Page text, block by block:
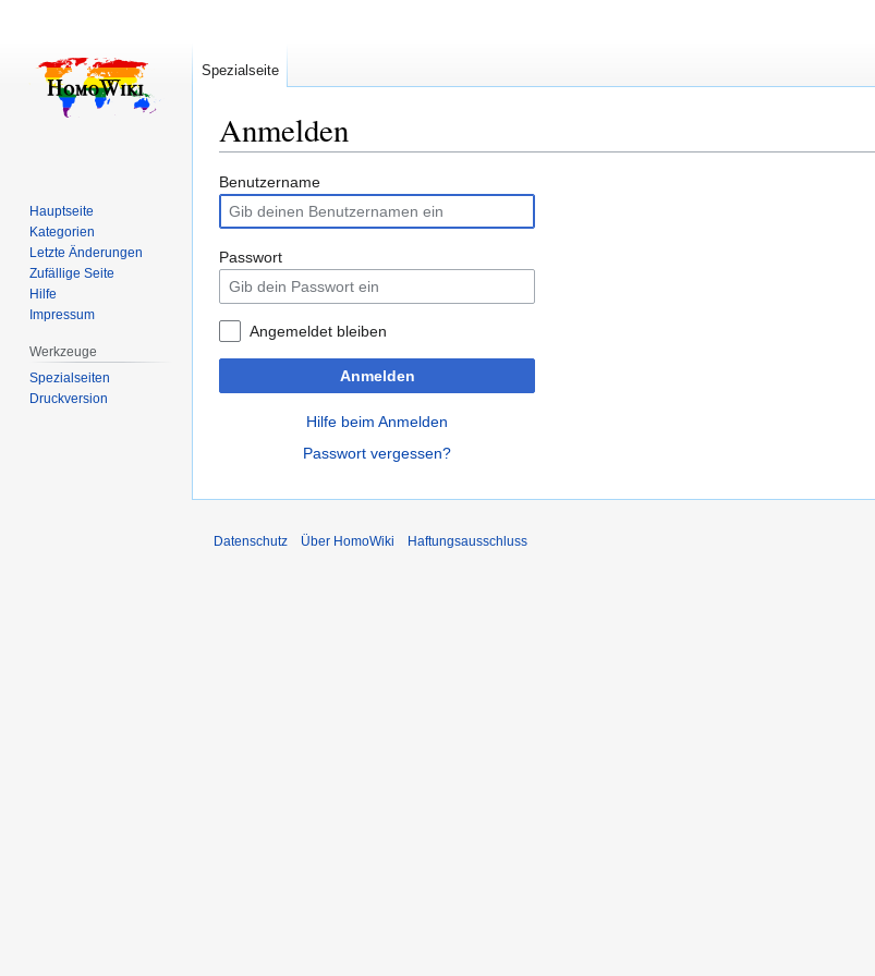
Anmelden
Zur
Navigation
springen
Zur
Suche
springen
Benutzername
Passwort
Angemeldet bleiben
Anmelden
Hilfe beim Anmelden
Passwort vergessen?
Spezialseite
Hauptseite
Kategorien
Letzte Änderungen
Zufällige Seite
Hilfe
Impressum
Werkzeuge
Spezialseiten
Druckversion
Datenschutz Über HomoWiki Haftungsausschluss